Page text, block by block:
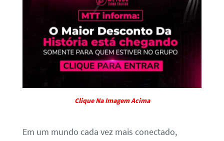
Clique Na Imagem Acima
Em um mundo cada vez mais conectado,